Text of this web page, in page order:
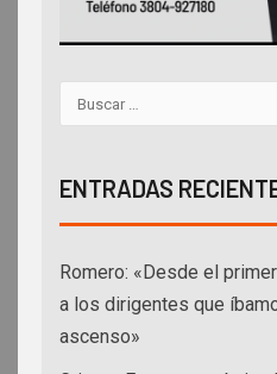
ENTRADAS
Romero: «Desde el
a los dirigentes que
ascenso»